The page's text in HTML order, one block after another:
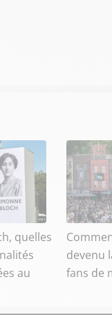
quelles
au
devenu
fans de